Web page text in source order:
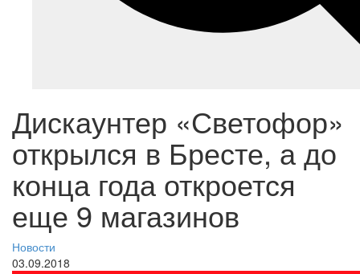
Дискаунтер «Светофор»
открылся в Бресте, а до
конца года откроется
еще 9 магазинов
Новости
03.09.2018